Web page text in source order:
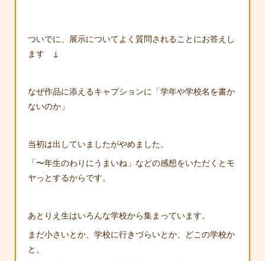
ついでに、展示についてよく質問されることにお答えし
ます ↓
なぜ作品に添えるキャプションに「学年や学校名を書か
ないのか」
当初は出していましたがやめました。
「〜年生のわりにうまいね」などの感想をいただくとモ
ヤっとするからです。
あとりえ生はいろんな学校から集まっています。
まだ小さいとか、学校に行きづらいとか、どこの学校か
と、